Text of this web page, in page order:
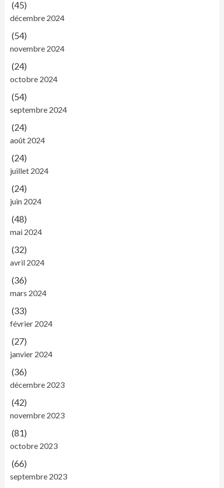
(45)
décembre 2024
(54)
novembre 2024
(24)
octobre 2024
(54)
septembre 2024
(24)
août 2024
(24)
juillet 2024
(24)
juin 2024
(48)
mai 2024
(32)
avril 2024
(36)
mars 2024
(33)
février 2024
(27)
janvier 2024
(36)
décembre 2023
(42)
novembre 2023
(81)
octobre 2023
(66)
septembre 2023